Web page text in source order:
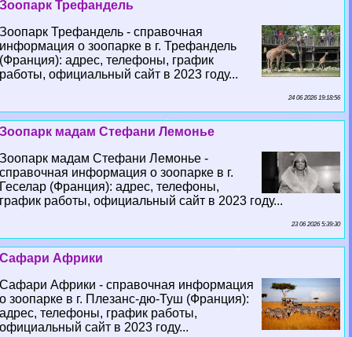
Зоопарк Трефандель
Зоопарк Трефандель - справочная
информация о зоопарке в г. Трефандель
(Франция): адрес, телефоны, график
работы, официальный сайт в 2023 году...
24 06 2026 19:18:56
Зоопарк мадам Стефани Лемонье
Зоопарк мадам Стефани Лемонье -
справочная информация о зоопарке в г.
Геселар (Франция): адрес, телефоны,
график работы, официальный сайт в 2023 году...
23 06 2026 5:39:30
Сафари Африки
Сафари Африки - справочная информация
о зоопарке в г. Плезанс-дю-Туш (Франция):
адрес, телефоны, график работы,
официальный сайт в 2023 году...